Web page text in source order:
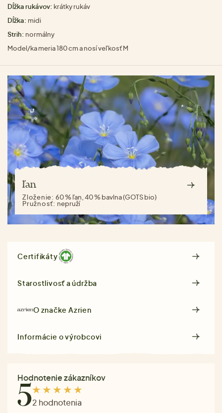
Dĺžka rukávov: krátky rukáv
Dĺžka: midi
Strih: normálny
Model/ka meria 180 cm a nosí veľkosť M
ľan
Zloženie: 60 % ľan, 40 % bavlna (GOTS bio)
Pružnosť: nepruží
Certifikáty
Starostlivosť a údržba
O značkeAzrien
Informácie o výrobcovi
Hodnotenie zákazníkov
52 hodnotenia